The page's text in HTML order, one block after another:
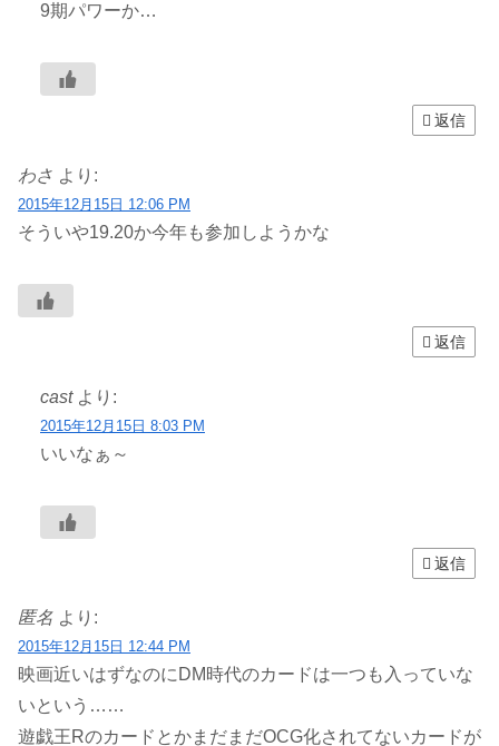
9期パワーか…
返信
わさ より:
2015年12月15日 12:06 PM
そういや19.20か今年も参加しようかな
返信
cast より:
2015年12月15日 8:03 PM
いいなぁ～
返信
匿名 より:
2015年12月15日 12:44 PM
映画近いはずなのにDM時代のカードは一つも入っていな
いという……
遊戯王RのカードとかまだまだOCG化されてないカードが